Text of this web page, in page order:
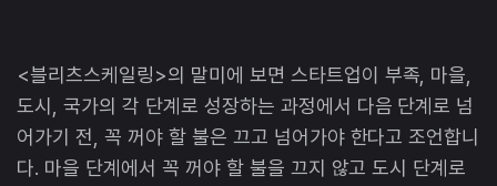
<블리츠스케일링>의 말미에 보면 스타트업이 부족, 마을,
도시, 국가의 각 단계로 성장하는 과정에서 다음 단계로 넘
어가기 전, 꼭 꺼야 할 불은 끄고 넘어가야 한다고 조언합니
다. 마을 단계에서 꼭 꺼야 할 불을 끄지 않고 도시 단계로